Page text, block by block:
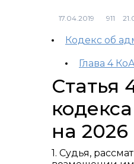
911
Кодекс об
Глава 4
Статья
на
1. Судья,